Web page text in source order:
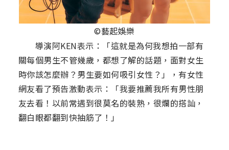
©藝起娛樂
導演阿KEN表示：「這就是為何我想拍一部有
關每個男生不管幾歲，都想了解的話題，面對女生
時你該怎麼辦？男生要如何吸引女性？」，有女性
網友看了預告激動表示：「我要推薦我所有男性朋
友去看！以前常遇到很莫名的裝熟，很爛的搭訕，
翻白眼都翻到快抽筋了！」